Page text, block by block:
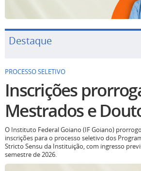
Destaque
PROCESSO SELETIVO
Inscrições
Mestrados e
O Instituto Federal Goiano (IF Goiano)
inscrições para o processo seletivo dos
Stricto Sensu da Instituição, com ingresso
semestre de 2026.